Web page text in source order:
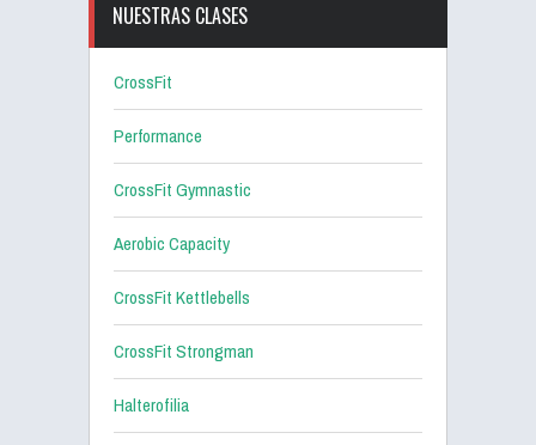
NUESTRAS CLASES
CrossFit
Performance
CrossFit Gymnastic
Aerobic Capacity
CrossFit Kettlebells
CrossFit Strongman
Halterofilia